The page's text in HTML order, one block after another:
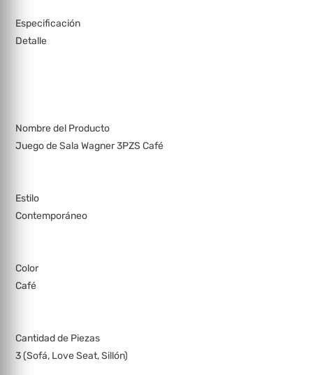
Especificación
Detalle
Nombre del Producto
Juego de Sala Wagner 3PZS Café
Estilo
Contemporáneo
Color
Café
Cantidad de Piezas
3 (Sofá, Love Seat, Sillón)